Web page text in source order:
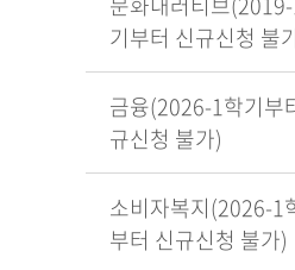
기부터 신규신청 불
금융(2026-1학기부
규신청 불가)
소비자복지(2026-1
부터 신규신청 불가)